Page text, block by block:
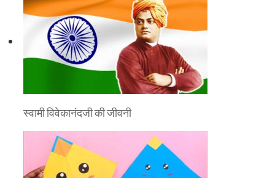
स्वामी विवेकानंदजी की जीवनी